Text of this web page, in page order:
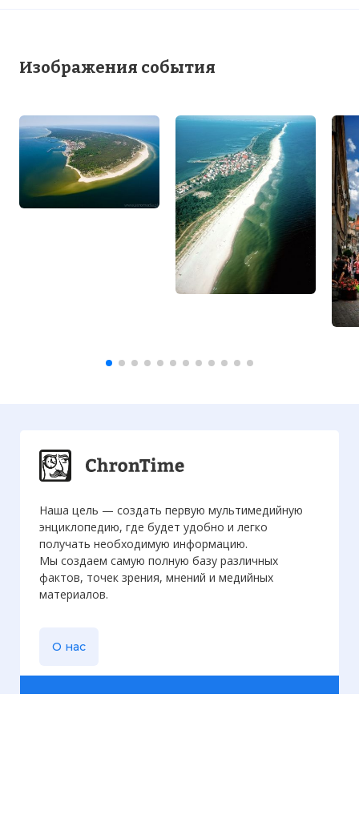
Изображения события
Наша цель — создать первую мультимедийную
энциклопедию, где будет удобно и легко
получать необходимую информацию.
Мы создаем самую полную базу различных
фактов, точек зрения, мнений и медийных
материалов.
О нас